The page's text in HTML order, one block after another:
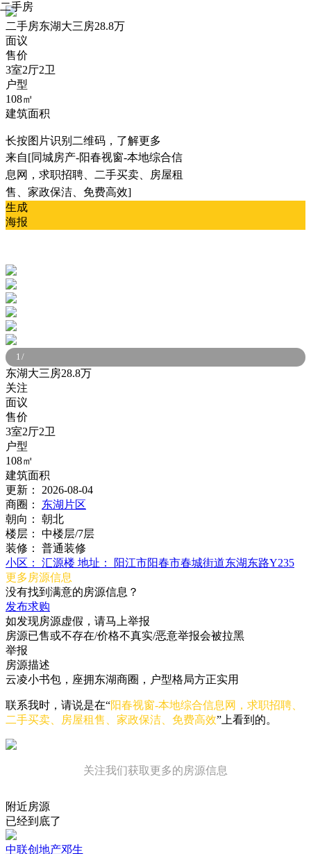
二手房东湖大三房28.8万
面议
售价
3室2厅2卫
户型
108㎡
建筑面积
长按图片识别二维码，了解更多
来自[同城房产-阳春视窗-本地综合信
息网，求职招聘、二手买卖、房屋租
售、家政保洁、免费高效]
生成
海报
二手房
1/
东湖大三房28.8万
关注
面议
售价
3室2厅2卫
户型
108㎡
建筑面积
更新：
2026-08-04
商圈：
东湖片区
朝向：
朝北
楼层：
中楼层/7层
装修：
普通装修
小区：
汇源楼 地址：
阳江市阳春市春城街道东湖东路Y235
更多房源信息
没有找到满意的房源信息？
发布求购
如发现房源虚假，请马上举报
房源已售或不存在/价格不真实/恶意举报会被拉黑
举报
房源描述
云凌小书包，座拥东湖商圈，户型格局方正实用
联系我时，请说是在“阳春视窗-本地综合信息网，求职招聘、
二手买卖、房屋租售、家政保洁、免费高效”上看到的。
关注我们获取更多的房源信息
附近房源
已经到底了
中联创地产邓生